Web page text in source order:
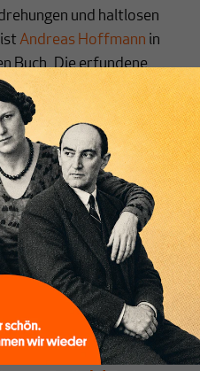
und haltlosen
Andreas Hoffmann in
Buch „Die erfundene
demnächst in
ist ideologisch
Über deren
wurde in den
kontrovers debattiert.
Riese kritisierte
aufgestellte
mit der
und der zentralen